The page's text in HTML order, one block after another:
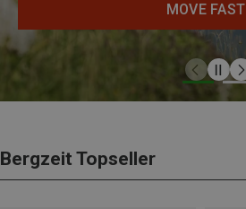
MOVE FAST
Bergzeit Topseller